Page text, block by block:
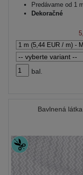
Predávame od 1
Dekoračné
bal.
Bavlnená